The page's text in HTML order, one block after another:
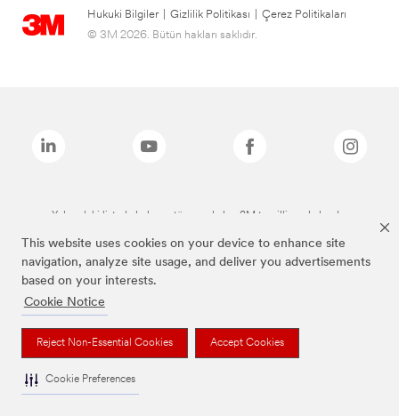
This website uses cookies on your device to enhance site
navigation, analyze site usage, and deliver you advertisements
based on your interests.
Cookie Notice
Reject Non-Essential Cookies Accept Cookies
Cookie Preferences
Hukuki Bilgiler Gizlilik Politikası
Çerez Politikaları
© 3M 2026. Bütün hakları saklıdır.
Yukarıdaki listede bulunan tüm markalar, 3M tescilli markalarıdır.